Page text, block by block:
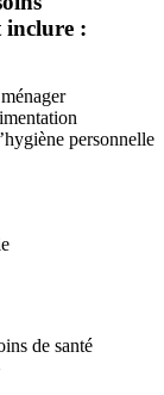
inclure :
personnelle
de santé